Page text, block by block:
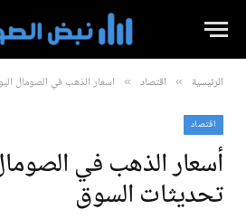
الرئيسية » اقتصاد » أسعار الذهب في الصومال
اقتصاد
أسعار الذهب في
تحديثات السوق